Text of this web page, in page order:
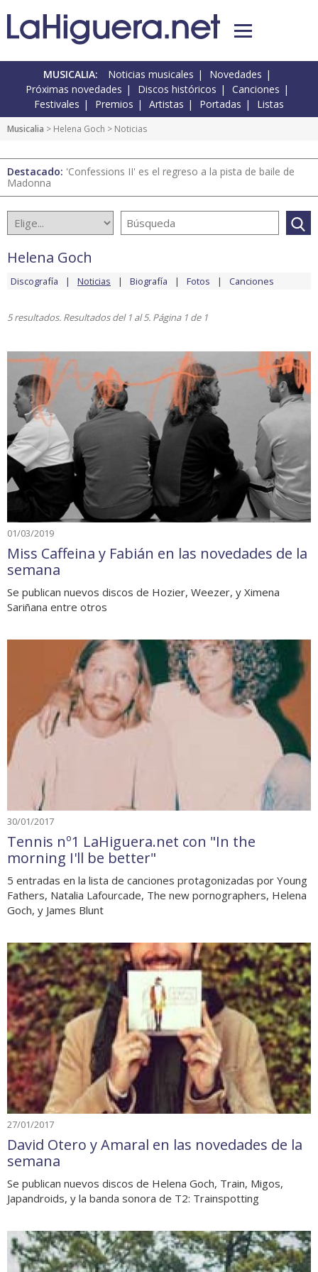
MUSICALIA: Noticias musicales
Novedades
Próximas novedades
Discos históricos
Canciones
Festivales
Premios Artistas Portadas Listas
Musicalia > Helena Goch > Noticias
Destacado: 'Confessions II' es el regreso a la pista de baile de
Madonna
Helena Goch
Discografía Noticias Biografía Fotos Canciones
5 resultados. Resultados del 1 al 5. Página 1 de 1
01/03/2019
Miss Caffeina y Fabián en las novedades de la
semana
Se publican nuevos discos de Hozier, Weezer, y Ximena
Sariñana entre otros
30/01/2017
Tennis nº1 LaHiguera.net con "In the
morning I'll be better"
5 entradas en la lista de canciones protagonizadas por Young
Fathers, Natalia Lafourcade, The new pornographers, Helena
Goch, y James Blunt
27/01/2017
David Otero y Amaral en las novedades de la
semana
Se publican nuevos discos de Helena Goch, Train, Migos,
Japandroids, y la banda sonora de T2: Trainspotting